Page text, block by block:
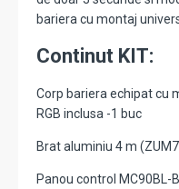
bariera cu montaj
Continut KIT:
Corp bariera echipat cu
RGB inclusa -1 buc
Brat aluminiu 4 m
Panou control MC90BL-